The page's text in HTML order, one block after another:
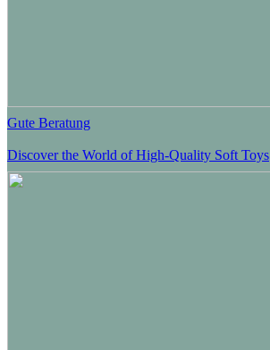
Gute Beratung
Discover the World of High-Quality Soft Toys